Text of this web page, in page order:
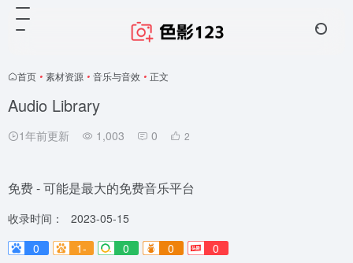
首页 • 素材资源 • 音乐与音效 • 正文
Audio Library
1年前更新 1,003 0 2
免费 - 可能是最大的免费音乐平台
收录时间：
2023-05-15
0
1- 0 0 0